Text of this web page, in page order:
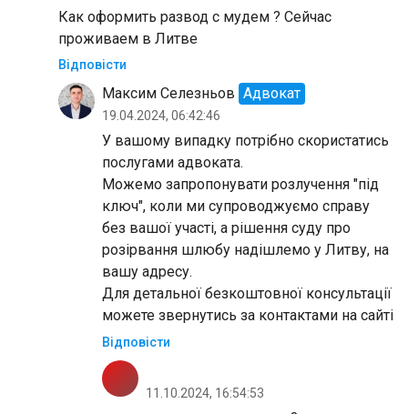
Как оформить развод с мудем ? Сейчас
проживаем в Литве
Відповісти
Максим Селезньов Адвокат
19.04.2024, 06:42:46
У вашому випадку потрібно скористатись
послугами адвоката.
Можемо запропонувати розлучення "під
ключ", коли ми супроводжуємо справу
без вашої участі, а рішення суду про
розірвання шлюбу надішлемо у Литву, на
вашу адресу.
Для детальної безкоштовної консультації
можете звернутись за контактами на сайті
Відповісти
11.10.2024, 16:54:53